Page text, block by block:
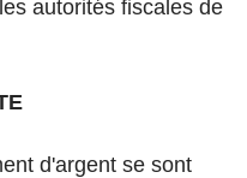
autorités fiscales de
d'argent se sont